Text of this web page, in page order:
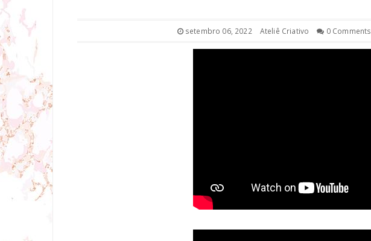
setembro 06, 2022 Ateliê Criativo 0 Comments